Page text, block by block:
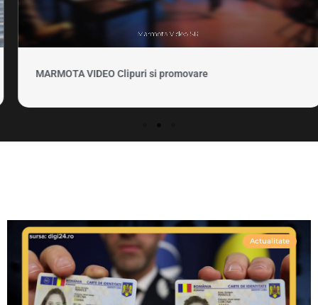
MARMOTA VIDEO Clipuri si promovare
Actualitate